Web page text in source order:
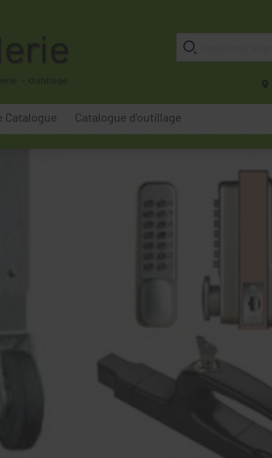
Catalogue Catalogue d'outillage